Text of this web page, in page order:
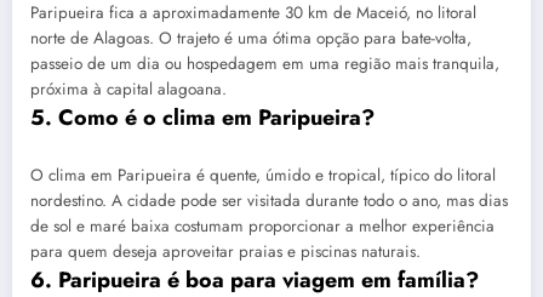
Paripueira fica a aproximadamente 30 km de Maceió, no litoral
norte de Alagoas. O trajeto é uma ótima opção para bate-volta,
passeio de um dia ou hospedagem em uma região mais tranquila,
próxima à capital alagoana.
5. Como é o clima em Paripueira?
O clima em Paripueira é quente, úmido e tropical, típico do litoral
nordestino. A cidade pode ser visitada durante todo o ano, mas dias
de sol e maré baixa costumam proporcionar a melhor experiência
para quem deseja aproveitar praias e piscinas naturais.
6. Paripueira é boa para viagem em família?